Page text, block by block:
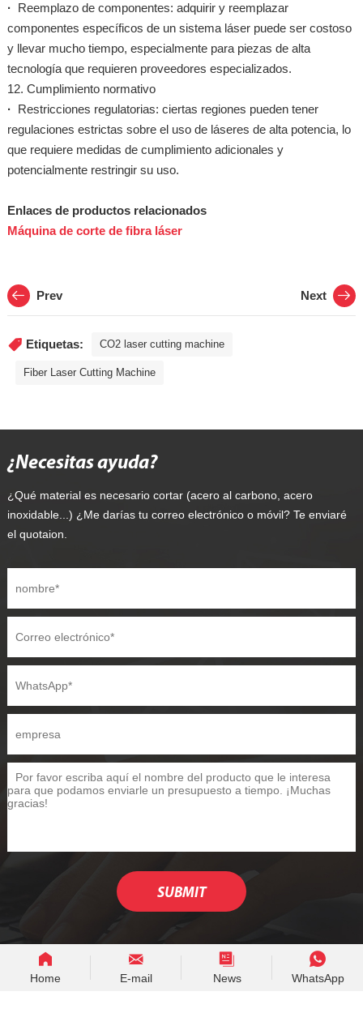
· Reemplazo de componentes: adquirir y reemplazar
componentes específicos de un sistema láser puede ser costoso
y llevar mucho tiempo, especialmente para piezas de alta
tecnología que requieren proveedores especializados.
12. Cumplimiento normativo
· Restricciones regulatorias: ciertas regiones pueden tener
regulaciones estrictas sobre el uso de láseres de alta potencia, lo
que requiere medidas de cumplimiento adicionales y
potencialmente restringir su uso.
Enlaces de productos relacionados
Máquina de corte de fibra láser
Prev Next
Etiquetas: CO2 laser cutting machine
Fiber Laser Cutting Machine
¿Necesitas ayuda?
¿Qué material es necesario cortar (acero al carbono, acero
inoxidable...) ¿Me darías tu correo electrónico o móvil? Te enviaré
el quotaion.
Home E-mail News WhatsApp